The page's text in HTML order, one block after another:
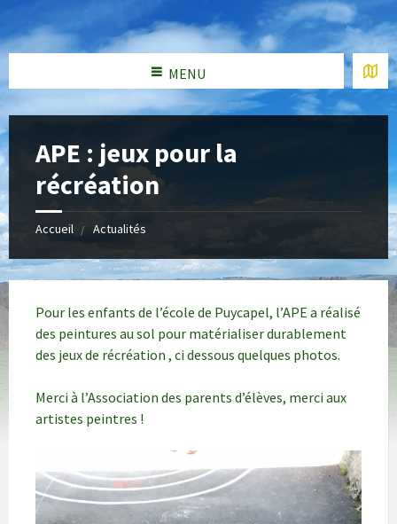
MENU
APE : jeux pour la
récréation
Accueil Actualités
Pour les enfants de l’école de Puycapel, l’APE a réalisé
des peintures au sol pour matérialiser durablement
des jeux de récréation , ci dessous quelques photos.
Merci à l’Association des parents d’élèves, merci aux
artistes peintres !